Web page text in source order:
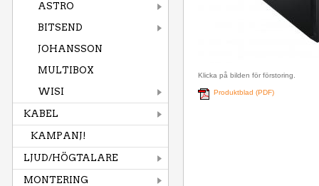
ASTRO
BITSEND
JOHANSSON
MULTIBOX
WISI
KABEL
KAMPANJ!
LJUD/HÖGTALARE
MONTERING
Klicka på bilden för förstoring.
Produktblad (PDF)